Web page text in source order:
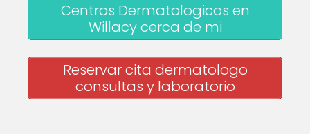
Centros Dermatologicos en
Willacy cerca de mi
Reservar cita dermatologo
consultas y laboratorio